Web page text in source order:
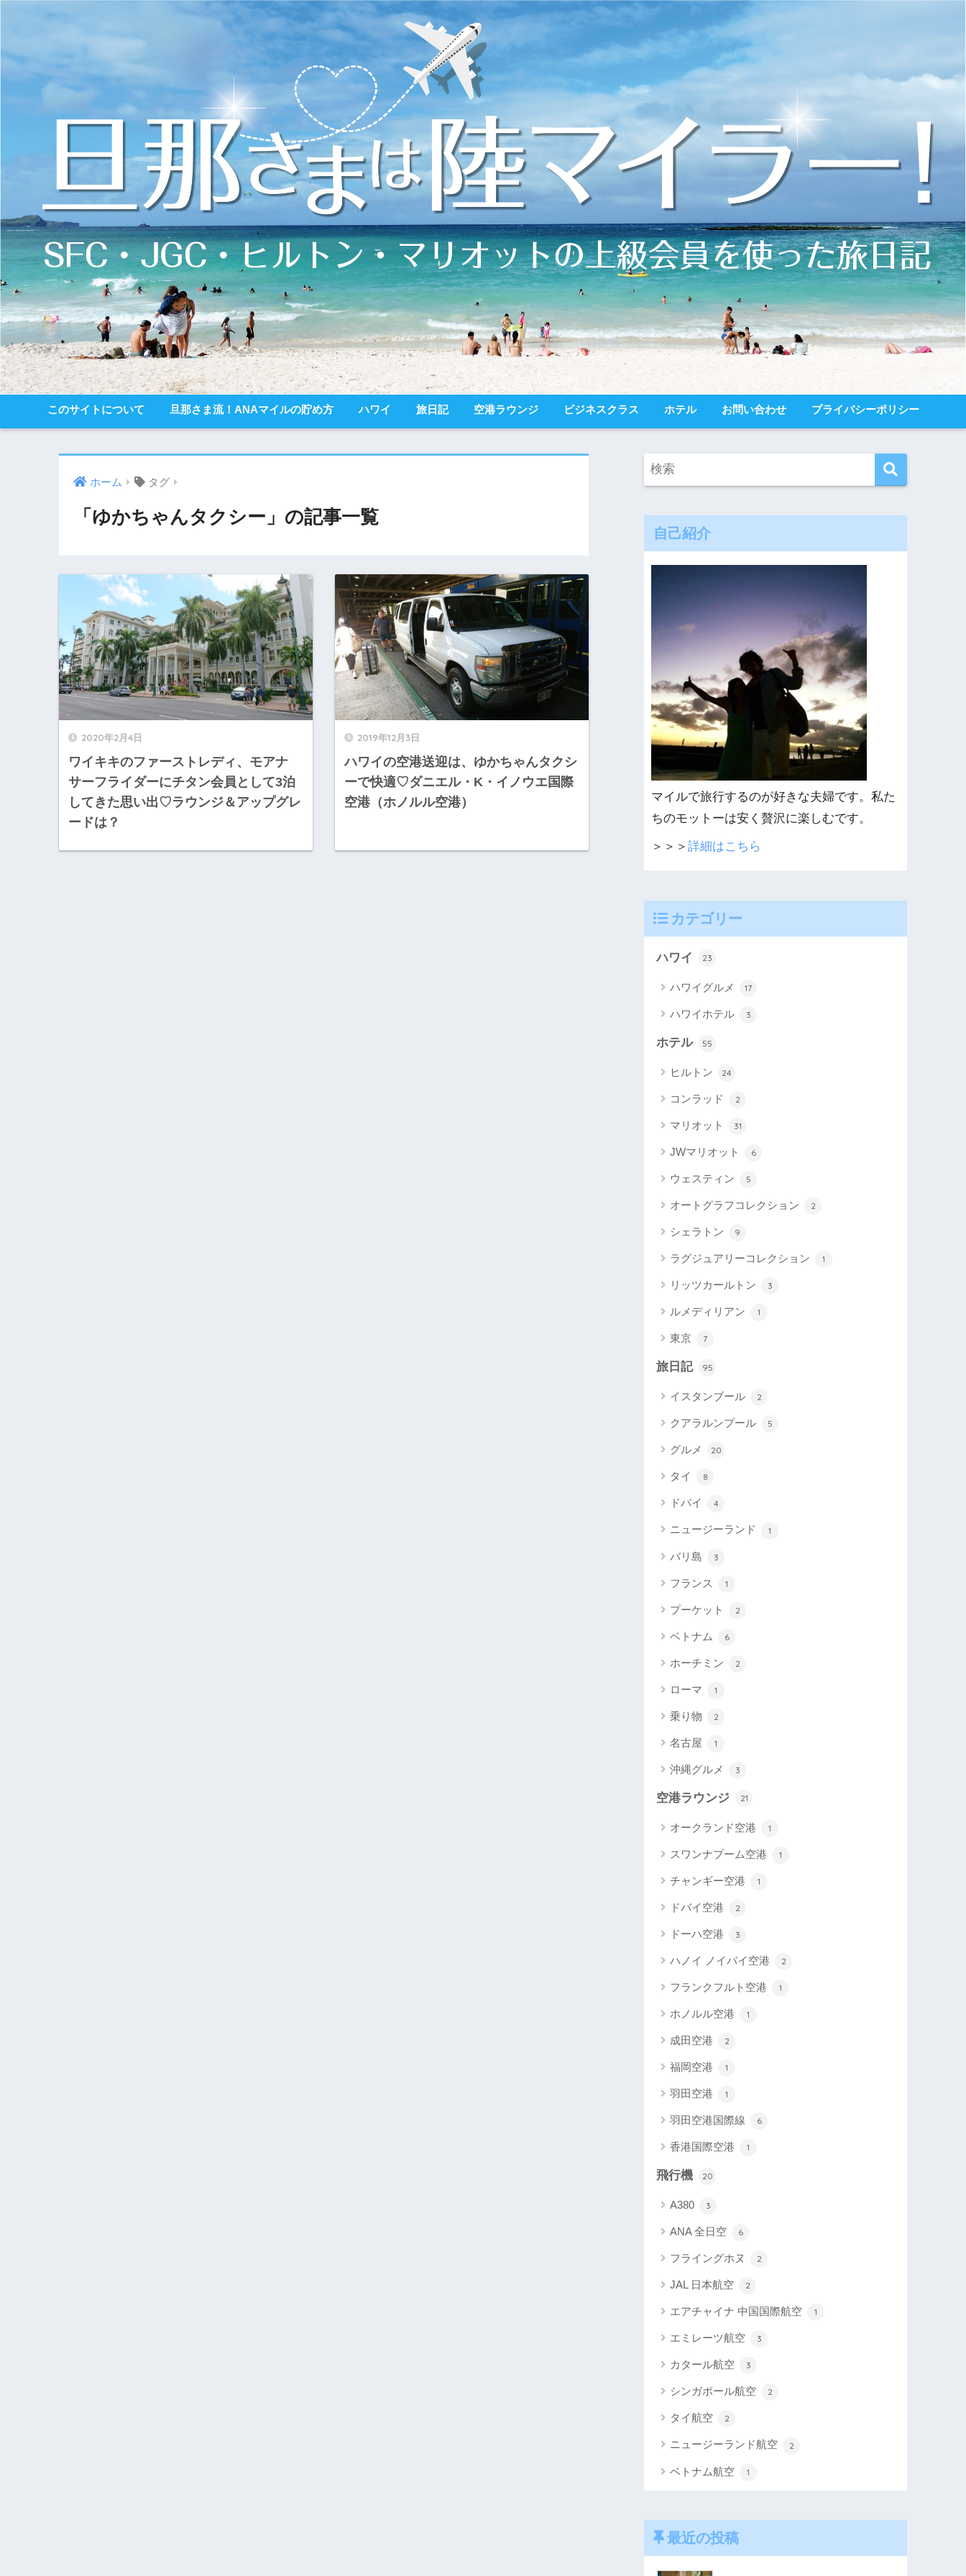
このサイトについて 旦那さま流！ANAマイルの貯め方 ハワイ 旅日記 空港ラウンジ ビジネスクラス ホテル お問い合わせ プライバシーポリシー
ホーム タグ
「ゆかちゃんタクシー」の記事一覧
2020年2月4日
ワイキキのファーストレディ、モアナ
サーフライダーにチタン会員として3泊
してきた思い出♡ラウンジ＆アップグレ
ードは？
2019年12月3日
ハワイの空港送迎は、ゆかちゃんタクシ
ーで快適♡ダニエル・K・イノウエ国際
空港（ホノルル空港）
自己紹介
マイルで旅行するのが好きな夫婦です。私た
ちのモットーは安く贅沢に楽しむです。
＞＞＞詳細はこちら
カテゴリー
ハワイ 23
ハワイグルメ 17
ハワイホテル 3
ホテル 55
ヒルトン 24
コンラッド 2
マリオット 31
JWマリオット 6
ウェスティン 5
オートグラフコレクション 2
シェラトン 9
ラグジュアリーコレクション 1
リッツカールトン 3
ルメディリアン 1
東京 7
旅日記 95
イスタンブール 2
クアラルンプール 5
グルメ 20
タイ 8
ドバイ 4
ニュージーランド 1
バリ島 3
フランス 1
プーケット 2
ベトナム 6
ホーチミン 2
ローマ 1
乗り物 2
名古屋 1
沖縄グルメ 3
空港ラウンジ 21
オークランド空港 1
スワンナプーム空港 1
チャンギー空港 1
ドバイ空港 2
ドーハ空港 3
ハノイ ノイバイ空港 2
フランクフルト空港 1
ホノルル空港 1
成田空港 2
福岡空港 1
羽田空港 1
羽田空港国際線 6
香港国際空港 1
飛行機 20
A380 3
ANA 全日空 6
フライングホヌ 2
JAL 日本航空 2
エアチャイナ 中国国際航空 1
エミレーツ航空 3
カタール航空 3
シンガポール航空 2
タイ航空 2
ニュージーランド航空 2
ベトナム航空 1
最近の投稿